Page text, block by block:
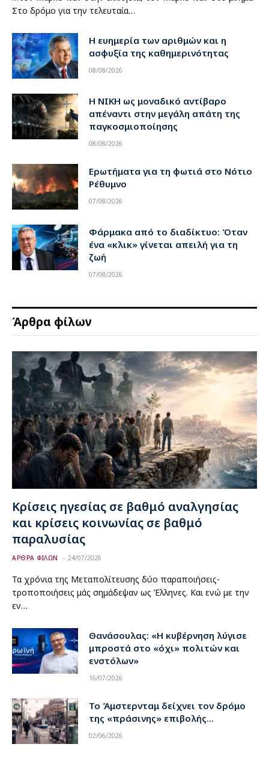
Στο δρόμο για την τελευταία…
Η ευημερία των αριθμών και η
ασφυξία της καθημερινότητας
08/08/2026
Η ΝΙΚΗ ως μοναδικό αντίβαρο
απέναντι στην μεγάλη απάτη της
παγκοσμιοποίησης
08/08/2026
Ερωτήματα για τη φωτιά στο Νότιο
Ρέθυμνο
07/08/2026
Φάρμακα από το διαδίκτυο: Όταν
ένα «κλικ» γίνεται απειλή για τη
ζωή
07/08/2026
Άρθρα φίλων
Κρίσεις ηγεσίας σε βαθμό αναλγησίας
και κρίσεις κοινωνίας σε βαθμό
παραλυσίας
ΑΡΘΡΑ ΦΙΛΩΝ 24/07/2026
Τα χρόνια της Μεταπολίτευσης δύο παραποιήσεις-
τροποποιήσεις μάς σημάδεψαν ως Έλληνες. Και ενώ με την
εν…
Θανάσουλας: «Η κυβέρνηση λύγισε
μπροστά στο «όχι» πολιτών και
ενστόλων»
16/07/2026
Το Άμστερνταμ δείχνει τον δρόμο
της «πράσινης» επιβολής…
02/06/2026